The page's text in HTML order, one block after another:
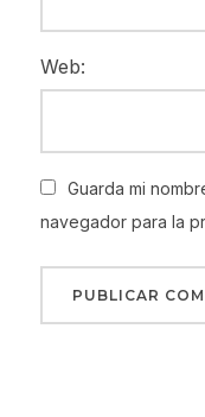
Web:
Guarda mi
navegador para la